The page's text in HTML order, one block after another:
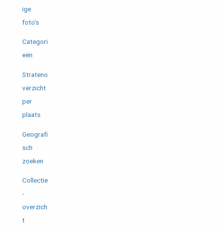
ige
foto's
Categori
eën
Strateno
verzicht
per
plaats
Geografi
sch
zoeken
Collectie
-
overzich
t